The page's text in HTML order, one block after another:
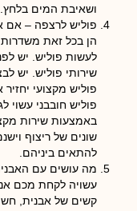
ושאיבת המים בלחץ.
פוליש לרצפה – אם
הן בכל זאת
לעשות פוליש. יש
שירותי פוליש. יש
פוליש מקצועי
פוליש חובבני עשוי
באמצעות שירות
שונים של ריצוף
להתאים ביניהם.
מה עושים עם
עשויה לקחת מכם
קשים של אבנית,